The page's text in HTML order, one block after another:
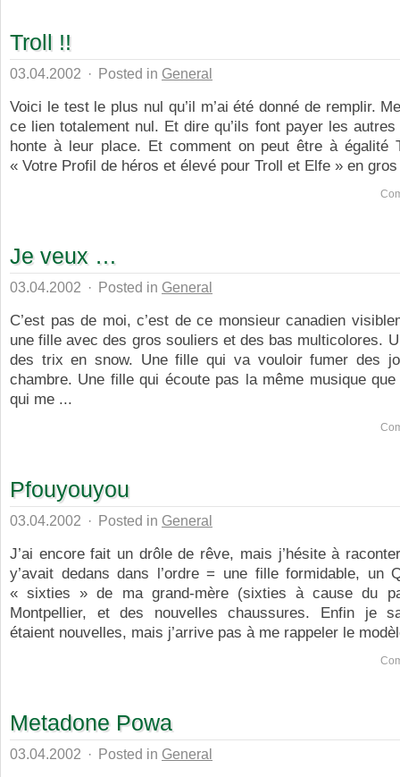
Troll !!
03.04.2002 · Posted in General
Voici le test le plus nul qu’il m’ai été donné de remplir.
ce lien totalement nul. Et dire qu’ils font payer les autres
honte à leur place. Et comment on peut être à égalité
« Votre Profil de héros et élevé pour Troll et Elfe » en
Je veux …
03.04.2002 · Posted in General
C’est pas de moi, c’est de ce monsieur canadien
une fille avec des gros souliers et des bas multicolores.
des trix en snow. Une fille qui va vouloir fumer des
chambre. Une fille qui écoute pas la même musique
qui me ...
Pfouyouyou
03.04.2002 · Posted in General
J’ai encore fait un drôle de rêve, mais j’hésite à
y’avait dedans dans l’ordre = une fille formidable, un
« sixties » de ma grand-mère (sixties à cause du
Montpellier, et des nouvelles chaussures. Enfin je
étaient nouvelles, mais j’arrive pas à me rappeler le
Metadone Powa
03.04.2002 · Posted in General